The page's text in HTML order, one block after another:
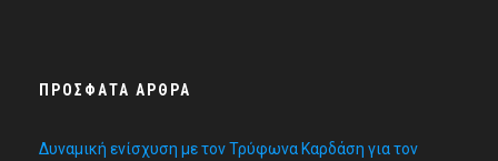
ΠΡΌΣΦΑΤΑ ΆΡΘΡΑ
Δυναμική ενίσχυση με τον Τρύφωνα Καρδάση για τον